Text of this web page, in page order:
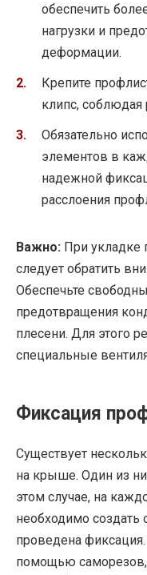
обеспечить
нагрузки и
деформации.
Крепите
клипс, соблюдая
Обязательно
элементов в
надежной
расслоения
Важно: При укладке
следует обратить
Обеспечьте
предотвращения
плесени. Для этого
специальные
Фиксация
Существует
на крыше. Один из
этом случае, на
необходимо создать
проведена
помощью саморезов,